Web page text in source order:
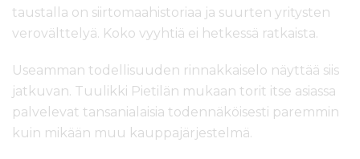
taustalla on siirtomaahistoriaa ja suurten yritysten
verovälttelyä. Koko vyyhtiä ei hetkessä ratkaista.
Useamman todellisuuden rinnakkaiselo näyttää siis
jatkuvan. Tuulikki Pietilän mukaan torit itse asiassa
palvelevat tansanialaisia todennäköisesti paremmin
kuin mikään muu kauppajärjestelmä.